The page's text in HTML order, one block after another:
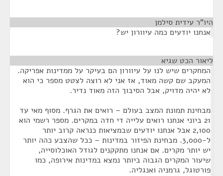
היו"ר עידית סילמן
אנחנו יודעים כמה עיוורון יש?
ליאור הכט שגיא
המחקרים שיש לנו על עיוורון הם בעיקר על ממדינות אפריקה.
המעקב שם קשה מאוד, אז אני לא רוצה לצטט מספר כי הוא
לא יהיה מדויק, אבל הסיבוך הזה מאוד נדיר.
מבחינת תמונת המצב בעולם – רואים את הגרף. מסוף מאי עד
21 ביוני אנחנו רואים עלייה די חדה במקרים. מספר רשמי הוא
2,100 אבל אנחנו יודעים שבמציאות כנראה קרוב יותר
ל-3,000. מבחינת הפיזור במדינות – ככל שהצבע כהה יותר
יש יותר מקרים. אם אנחנו מתקקנים לגודל האוכלוסייה,
שיעור המקרים הגבוה ביותר נמצא במדינות אירופה, כמו
פורטוגל, גרמניה ואנגליה.